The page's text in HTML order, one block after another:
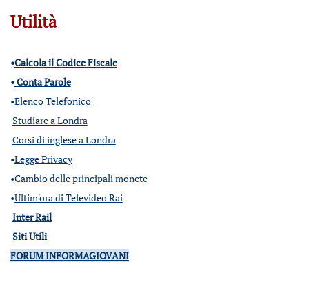
Utilità
•Calcola il Codice Fiscale
•Conta Parole
•Elenco Telefonico
Studiare a Londra
Corsi di inglese a Londra
•Legge Privacy
•Cambio delle principali monete
•Ultim'ora di Televideo Rai
Inter Rail
Siti Utili
FORUM INFORMAGIOVANI